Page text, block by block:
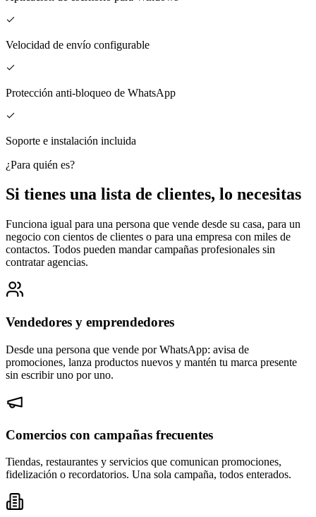
Velocidad de envío configurable
Protección anti-bloqueo de WhatsApp
Soporte e instalación incluida
¿Para quién es?
Si tienes una lista de clientes, lo necesitas
Funciona igual para una persona que vende desde su casa, para un
negocio con cientos de clientes o para una empresa con miles de
contactos. Todos pueden mandar campañas profesionales sin
contratar agencias.
Vendedores y emprendedores
Desde una persona que vende por WhatsApp: avisa de
promociones, lanza productos nuevos y mantén tu marca presente
sin escribir uno por uno.
Comercios con campañas frecuentes
Tiendas, restaurantes y servicios que comunican promociones,
fidelización o recordatorios. Una sola campaña, todos enterados.